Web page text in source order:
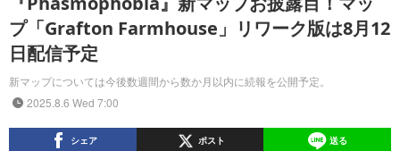
プ「Grafton Farmhouse」リワーク版は8月12
日配信予定
新マップについては今後数週間から数か月以内に続報を公開予定。
2025.8.6 Wed 7:00
シェア ポスト 送る